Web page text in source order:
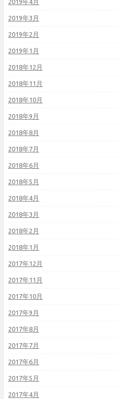
2019年4月
2019年3月
2019年2月
2019年1月
2018年12月
2018年11月
2018年10月
2018年9月
2018年8月
2018年7月
2018年6月
2018年5月
2018年4月
2018年3月
2018年2月
2018年1月
2017年12月
2017年11月
2017年10月
2017年9月
2017年8月
2017年7月
2017年6月
2017年5月
2017年4月